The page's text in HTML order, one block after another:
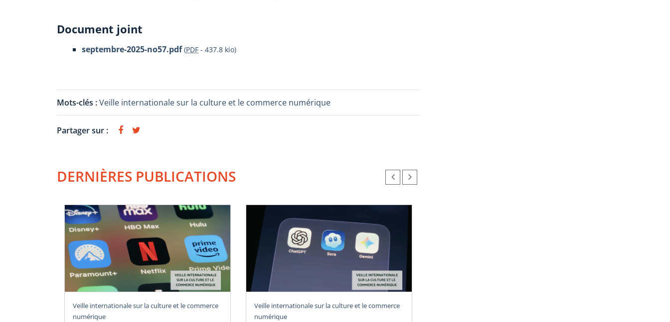
Document joint
septembre-2025-no57.pdf (PDF - 437.8 kio)
Mots-clés :Veille internationale sur la culture et le commerce numérique
Partager sur :
DERNIÈRES PUBLICATIONS
Veille internationale sur la culture et le commerce
numérique
Veille internationale sur la culture et le commerce
numérique